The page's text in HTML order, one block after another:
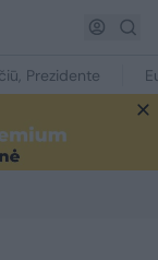
Prezidente